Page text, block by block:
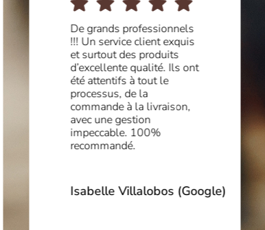
De grands professionnels
!!! Un service client exquis
et surtout des produits
d’excellente qualité. Ils ont
été attentifs à tout le
processus, de la
commande à la livraison,
avec une gestion
impeccable. 100%
recommandé.
Isabelle Villalobos (Google)